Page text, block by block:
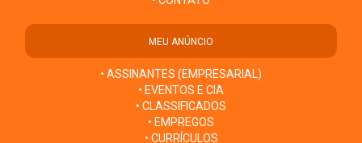
MEU ANÚNCIO
• ASSINANTES (EMPRESARIAL)
• EVENTOS E CIA
• CLASSIFICADOS
• EMPREGOS
• CURRÍCULOS